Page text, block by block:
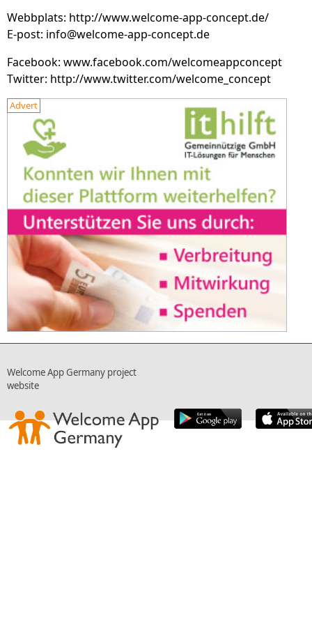
Webbplats: http://www.welcome-app-concept.de/
E-post: info@welcome-app-concept.de
Facebook: www.facebook.com/welcomeappconcept
Twitter: http://www.twitter.com/welcome_concept
Advert
Welcome App Germany project
website